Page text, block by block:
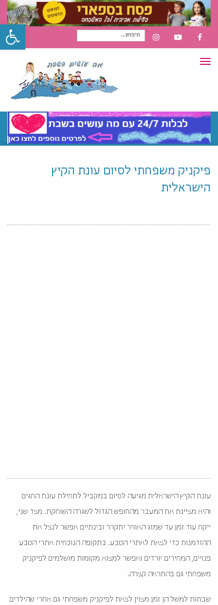
FACEBOOK
YOUTUBE
INSTAGRAM
חיפוש
תפריט
פיקניק משפחתי לסיום עונת הקיץ
הישראלית
עונת הקיץ הישראלית מגיעה לסיום במקביל לתחילת עונת החגים
והיא מציינת את המעבר מהחופש הגדול לשגרה השוחקת. מצד שני,
ייקח עוד זמן עד שמזג האוויר יתקרר ובינתיים אפשר לנצל את
ההזדמנות כדי לצאת לאתרי הטבע. בתקופה הנוכחית אתרי הטבע
פנויים, המחירים יורדים ואפשר למצוא מקומות מושלמים לפיקניק
משפחתי גם בהתראה קצרה.
שבתות למשל הן זמן מצוין לצאת לפיקניק משפחתי גם אחרי שהילדים
פתח